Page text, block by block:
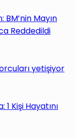
Mayın
Reddedildi
yetişiyor
1 Kişi Hayatını